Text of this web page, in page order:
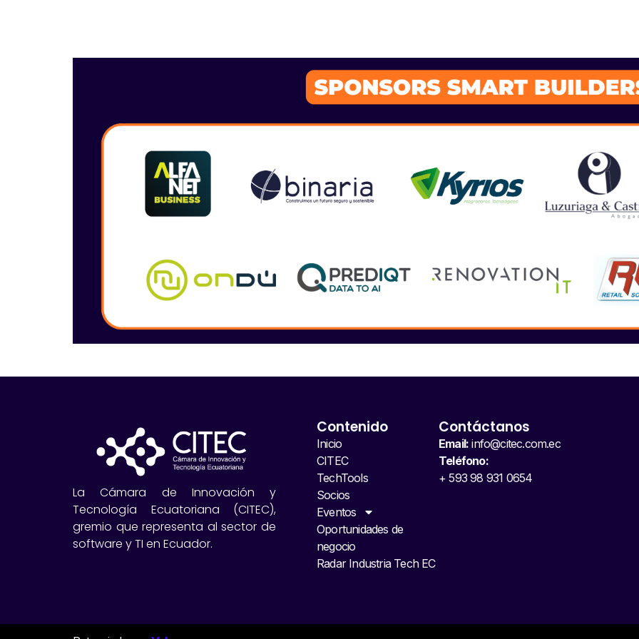
La Cámara de Innovación y
Tecnología Ecuatoriana (CITEC),
gremio que representa al sector de
software y TI en Ecuador.
Contenido
Inicio
CITEC
TechTools
Socios
Eventos
Oportunidades de
negocio
Radar Industria Tech EC
Contáctanos
Email: info@citec.com.ec
Teléfono:
+ 593 98 931 0654